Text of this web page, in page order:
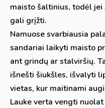
maisto šaltinius, todėl jei
gali grįžti.
Namuose svarbiausia
sandariai laikyti maisto
ant grindų ar stalviršių.
išnešti šiukšles, išvalyti
vietas, kur maitinami
Lauke verta vengti